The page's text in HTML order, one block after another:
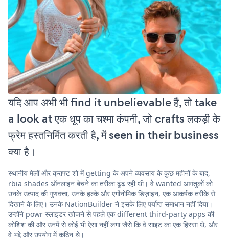
यदि आप अभी भी find it unbelievable हैं, तो take
a look at एक धूप का चश्मा कंपनी, जो crafts लकड़ी के
फ्रेम हस्तनिर्मित करती है, में seen in their business
क्या है।
स्थानीय मेलों और क्राफ्ट शो में getting के अपने व्यवसाय के कुछ महीनों के बाद,
rbia shades ऑनलाइन बेचने का तरीका ढूंढ रही थी। वे wanted आगंतुकों को
उनके उत्पाद की गुणवत्ता, उनके हल्के और एर्गोनोमिक डिज़ाइन, एक आकर्षक तरीके से
दिखाने के लिए। उनके NationBuilder ने इसके लिए पर्याप्त समाधान नहीं दिया।
उन्होंने powr स्लाइडर खोजने से पहले एक different third-party apps की
कोशिश की और उनमें से कोई भी ऐसा नहीं लगा जैसे कि वे साइट का एक हिस्सा थे, और
वे भद्दे और उपयोग में कठिन थे।